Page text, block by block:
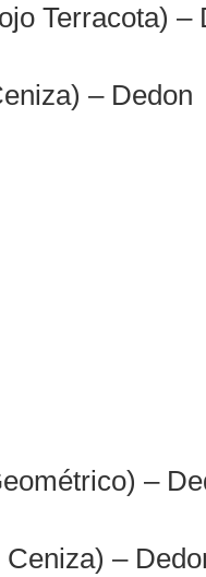
Terracota) –
– Dedon
–
–